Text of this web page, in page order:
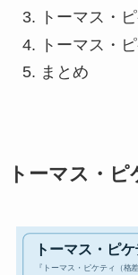
トーマス・
トーマス・
まとめ
トーマス・